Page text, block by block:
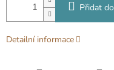
Přidat
Detailní informace